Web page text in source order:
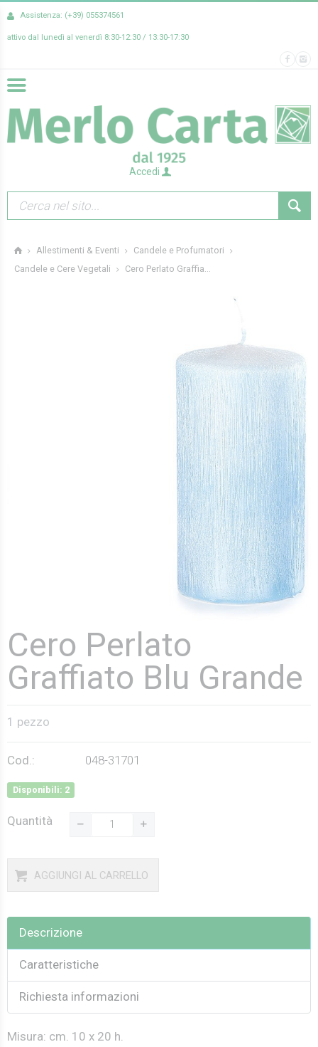
Assistenza: (+39) 055374561
attivo dal lunedì al venerdì 8:30-12:30 / 13:30-17:30
Accedi
Allestimenti & Eventi
Candele e Profumatori
Candele e Cere Vegetali
Cero Perlato Graffia...
Cero Perlato
Graffiato Blu Grande
1 pezzo
Cod.: 048-31701
Disponibili: 2
Quantità
AGGIUNGI AL CARRELLO
Descrizione
Caratteristiche
Richiesta informazioni
Misura: cm. 10 x 20 h.